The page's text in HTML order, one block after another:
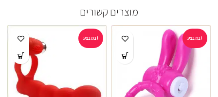
מוצרים קשורים
במבצע! במבצע!